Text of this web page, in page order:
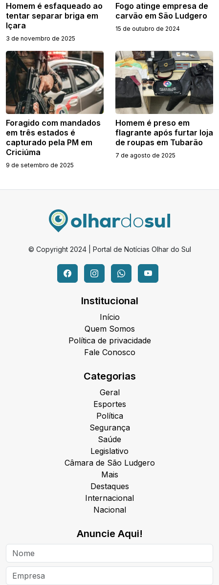
Homem é esfaqueado ao
tentar separar briga em
Içara
3 de novembro de 2025
Fogo atinge empresa de
carvão em São Ludgero
15 de outubro de 2024
Foragido com mandados
em três estados é
capturado pela PM em
Criciúma
9 de setembro de 2025
Homem é preso em
flagrante após furtar loja
de roupas em Tubarão
7 de agosto de 2025
© Copyright 2024 | Portal de Notícias Olhar do Sul
Institucional
Início
Quem Somos
Política de privacidade
Fale Conosco
Categorias
Geral
Esportes
Política
Segurança
Saúde
Legislativo
Câmara de São Ludgero
Mais
Destaques
Internacional
Nacional
Anuncie Aqui!